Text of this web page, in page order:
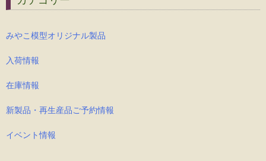
みやこ模型オリジナル製品
入荷情報
在庫情報
新製品・再生産品ご予約情報
イベント情報